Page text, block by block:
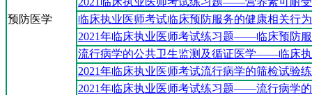
预防医学
临床执业医师考试临床预防服务的健康相关行
2021年临床执业医师考试练习题——临床预防
流行病学的公共卫生监测及循证医学——临床
2021年临床执业医师考试流行病学的筛检试验
2021年临床执业医师考试练习题——流行病学